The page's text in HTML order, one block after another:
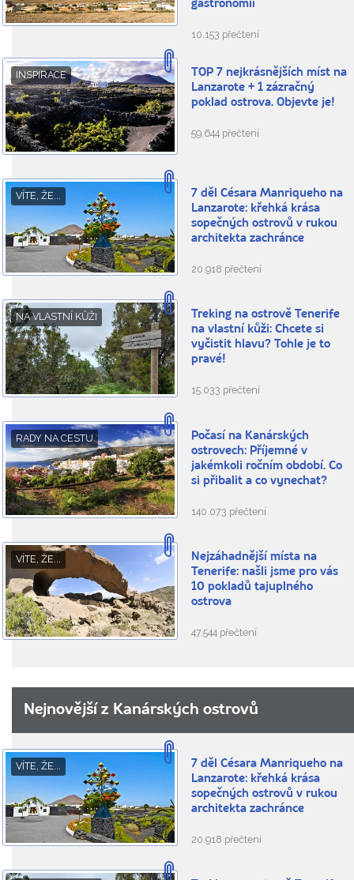
gastronomií
10.153 přečtení
INSPIRACE
TOP 7 nejkrásnějších míst na
Lanzarote + 1 zázračný
poklad ostrova. Objevte je!
59.644 přečtení
VÍTE, ŽE...
7 děl Césara Manriqueho na
Lanzarote: křehká krása
sopečných ostrovů v rukou
architekta zachránce
20.918 přečtení
NA VLASTNÍ KŮŽI
Treking na ostrově Tenerife
na vlastní kůži: Chcete si
vyčistit hlavu? Tohle je to
pravé!
15.033 přečtení
RADY NA CESTU
Počasí na Kanárských
ostrovech: Příjemné v
jakémkoli ročním období. Co
si přibalit a co vynechat?
140.073 přečtení
VÍTE, ŽE...
Nejzáhadnější místa na
Tenerife: našli jsme pro vás
10 pokladů tajuplného
ostrova
47.544 přečtení
Nejnovější z Kanárských ostrovů
VÍTE, ŽE...
7 děl Césara Manriqueho na
Lanzarote: křehká krása
sopečných ostrovů v rukou
architekta zachránce
20.918 přečtení